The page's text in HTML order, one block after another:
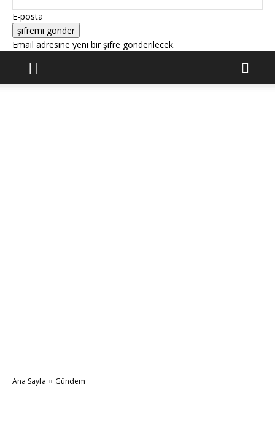
E-posta
Email adresine yeni bir şifre gönderilecek.
Ana Sayfa Gündem